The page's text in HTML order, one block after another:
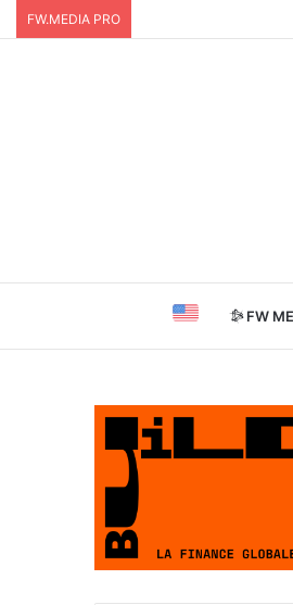
FW.MEDIA PRO
FW